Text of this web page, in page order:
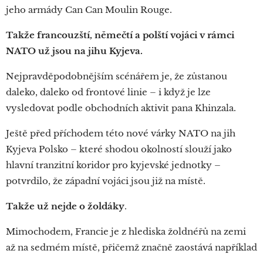
jeho armády Can Can Moulin Rouge.
Takže francouzští, němečtí a polští vojáci v rámci
NATO už jsou na jihu Kyjeva.
Nejpravděpodobnějším scénářem je, že zůstanou
daleko, daleko od frontové linie – i když je lze
vysledovat podle obchodních aktivit pana Khinzala.
Ještě před příchodem této nové várky NATO na jih
Kyjeva Polsko – které shodou okolností slouží jako
hlavní tranzitní koridor pro kyjevské jednotky –
potvrdilo, že západní vojáci jsou již na místě.
Takže už nejde o žoldáky.
Mimochodem, Francie je z hlediska žoldnéřů na zemi
až na sedmém místě, přičemž značně zaostává například